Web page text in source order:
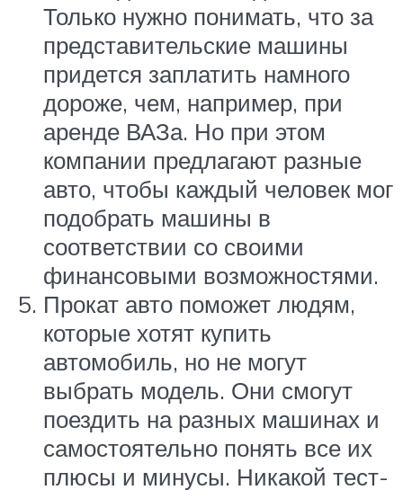
Только нужно понимать, что за
представительские машины
придется заплатить намного
дороже, чем, например, при
аренде ВАЗа. Но при этом
компании предлагают разные
авто, чтобы каждый человек мог
подобрать машины в
соответствии со своими
финансовыми возможностями.
Прокат авто поможет людям,
которые хотят купить
автомобиль, но не могут
выбрать модель. Они смогут
поездить на разных машинах и
самостоятельно понять все их
плюсы и минусы. Никакой тест-